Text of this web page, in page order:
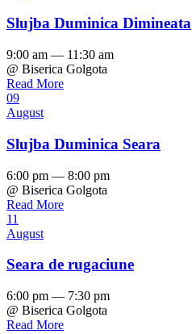
Slujba Duminica Dimineata
9:00 am — 11:30 am
@ Biserica Golgota
Read More
09
August
Slujba Duminica Seara
6:00 pm — 8:00 pm
@ Biserica Golgota
Read More
11
August
Seara de rugaciune
6:00 pm — 7:30 pm
@ Biserica Golgota
Read More